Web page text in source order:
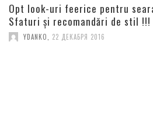
Opt look-uri feerice pentru
Sfaturi și recomandări de stil !!!
YDANKO 22 ДЕКАБРЯ 2016